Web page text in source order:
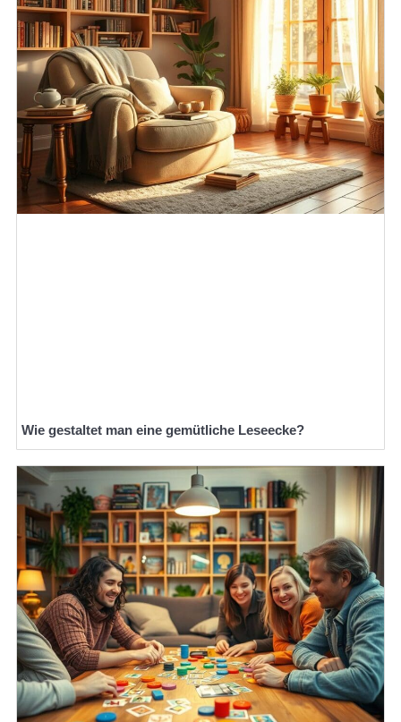
Wie gestaltet man eine gemütliche Leseecke?